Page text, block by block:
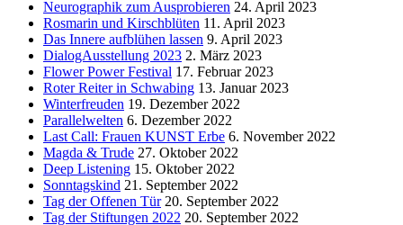
Neurographik zum Ausprobieren 24. April 2023
Rosmarin und Kirschblüten 11. April 2023
Das Innere aufblühen lassen 9. April 2023
DialogAusstellung 2023 2. März 2023
Flower Power Festival 17. Februar 2023
Roter Reiter in Schwabing 13. Januar 2023
Winterfreuden 19. Dezember 2022
Parallelwelten 6. Dezember 2022
Last Call: Frauen KUNST Erbe 6. November 2022
Magda & Trude 27. Oktober 2022
Deep Listening 15. Oktober 2022
Sonntagskind 21. September 2022
Tag der Offenen Tür 20. September 2022
Tag der Stiftungen 2022 20. September 2022